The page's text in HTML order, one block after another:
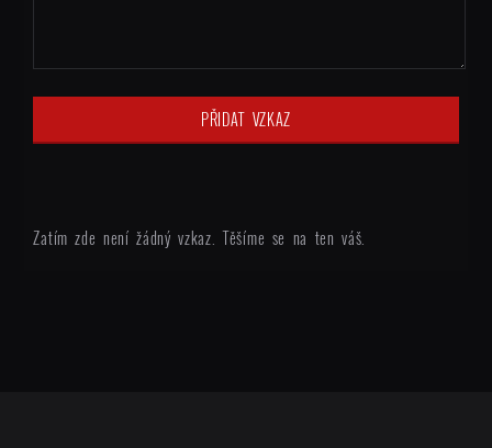
Zatím zde není žádný vzkaz. Těšíme se na ten váš.